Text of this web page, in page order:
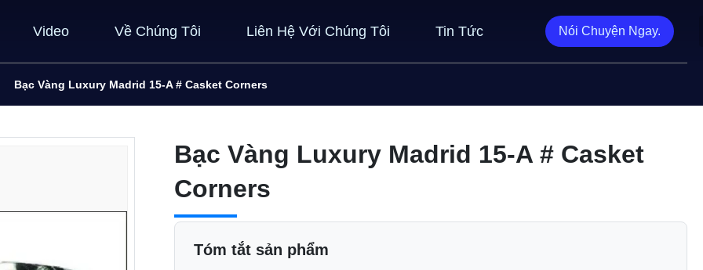
Video Về Chúng Tôi Liên Hệ Với Chúng Tôi Tin Tức Nói Chuyện Ngay.
Bạc Vàng Luxury Madrid 15-A # Casket Corners
Bạc Vàng Luxury Madrid 15-A # Casket
Corners
Tóm tắt sản phẩm